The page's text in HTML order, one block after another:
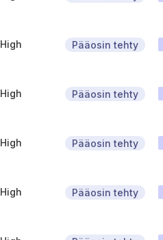
High Pääosin tehty
High Pääosin tehty
High Pääosin tehty
High Pääosin tehty